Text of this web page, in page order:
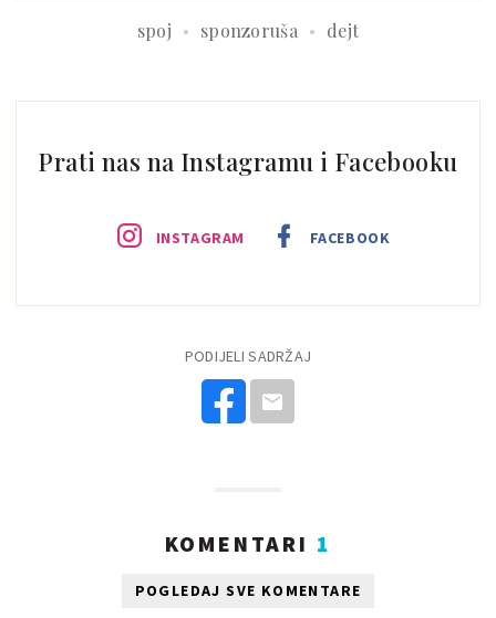
spoj sponzoruša dejt
Prati nas na Instagramu i Facebooku
INSTAGRAM FACEBOOK
PODIJELI SADRŽAJ
KOMENTARI 1
POGLEDAJ SVE KOMENTARE